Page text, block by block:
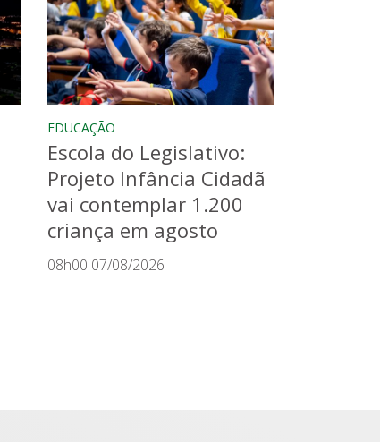
EDUCAÇÃO
Escola do Legislativo:
Projeto Infância Cidadã
vai contemplar 1.200
criança em agosto
08h00 07/08/2026